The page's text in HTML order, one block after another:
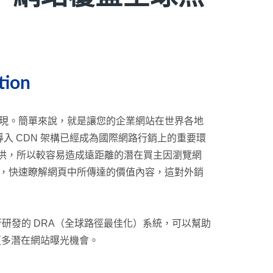
。簡單來說，就是讓您的企業網站在世界各地
CDN 架構已經成為國際網路行銷上的重要環
所以較容易造成遠距離的潛在買主因瀏覽網
快速瞭解網頁中所傳達的價值內容，這對外銷
發的 DRA（全球路徑最佳化）系統，可以幫助
潛在網站曝光機會。